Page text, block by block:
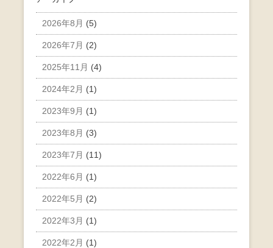
2026年8月 (5)
2026年7月 (2)
2025年11月 (4)
2024年2月 (1)
2023年9月 (1)
2023年8月 (3)
2023年7月 (11)
2022年6月 (1)
2022年5月 (2)
2022年3月 (1)
2022年2月 (1)